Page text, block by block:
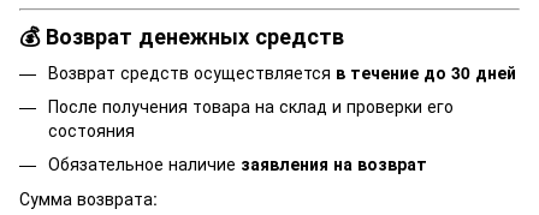
💰 Возврат денежных средств
Возврат средств осуществляется в течение до 30 дней
После получения товара на склад и проверки его
состояния
Обязательное наличие заявления на возврат
Сумма возврата: